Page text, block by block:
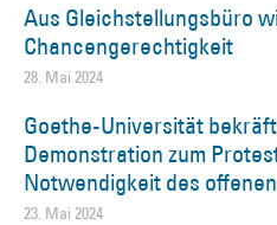
Aus Gleichstellungsbüro
Chancengerechtigkeit
28. Mai 2024
Goethe-Universität
Demonstration zum
Notwendigkeit des
23. Mai 2024